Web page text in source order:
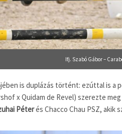
Ifj. Szabó Gábor –
is duplázás történt: ezúttal is a
x Quidam de Revel) szerezte
Péterés Chacco Chau PSZ, akik